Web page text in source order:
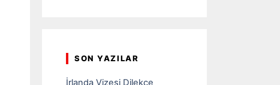
SON YAZILAR
İrlanda Vizesi Dilekçe